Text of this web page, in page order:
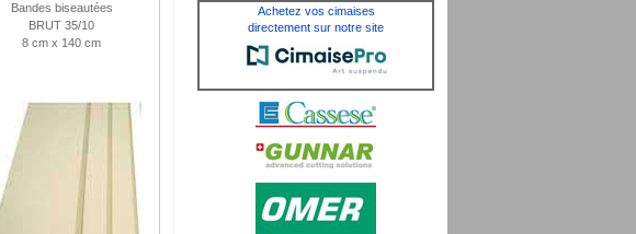
Bandes biseautées
BRUT 35/10
8 cm x 140 cm
Achetez vos cimaises
directement sur notre site